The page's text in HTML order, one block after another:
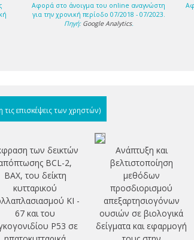
Αφορά στο άνοιγμα του online αναγνώστη
για την χρονική περίοδο 07/2018 - 07/2023.
Πηγή: Google Analytics.
τις επισκέψεις των χρηστών)
των δεικτών
BCL-2,
BAX, του δείκτη
κυτταρικού
KI -
67 και του
P53 σε
Ανάπτυξη και
βελτιστοποίηση
μεθόδων
προσδιορισμού
απεξαρτησιογόνων
ουσιών σε βιολογικά
δείγματα και εφαρμογή